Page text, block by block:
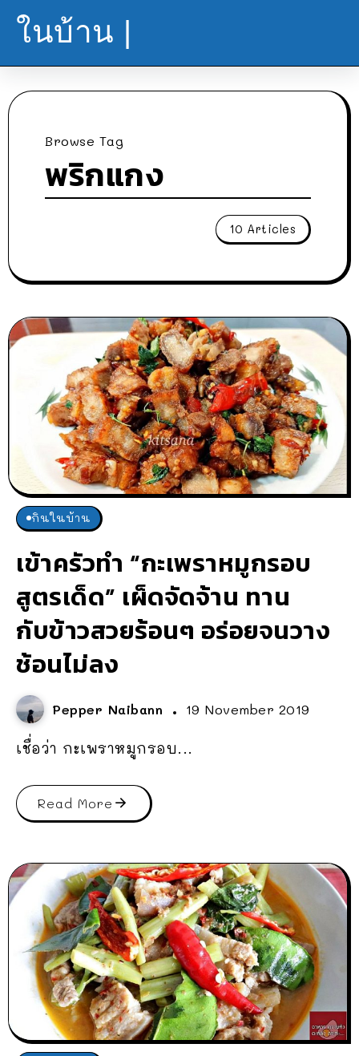
ในบ้าน |
Browse Tag
พริกแกง
10 Articles
กินในบ้าน
เข้าครัวทำ “กะเพราหมูกรอบ
สูตรเด็ด” เผ็ดจัดจ้าน ทาน
กับข้าวสวยร้อนๆ อร่อยจนวาง
ช้อนไม่ลง
Pepper Naibann 19 November 2019
เชื่อว่า กะเพราหมูกรอบ...
Read More